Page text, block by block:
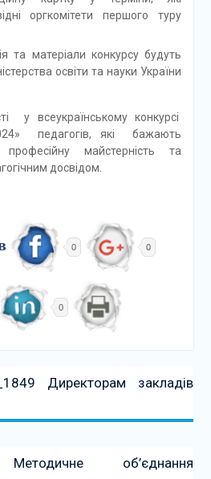
оргкомітети першого туру
та матеріали конкурсу будуть
освіти та науки України
у всеукраїнському конкурсі
педагогів, які бажають
майстерність та
досвідом.
0 0
0
Директорам закладів
Методичне об’єднання